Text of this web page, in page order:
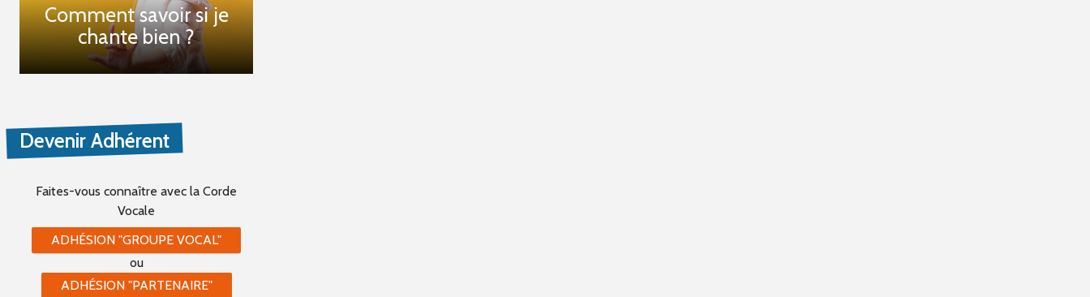
Comment savoir si je
chante bien ?
Devenir Adhérent
Faites-vous connaître avec la Corde
Vocale
ADHÉSION "GROUPE VOCAL"
ou
ADHÉSION "PARTENAIRE"